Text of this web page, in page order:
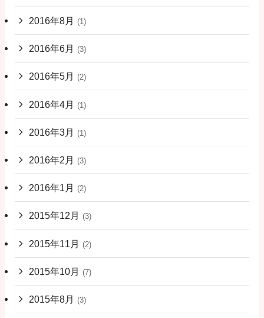
2016年8月 (1)
2016年6月 (3)
2016年5月 (2)
2016年4月 (1)
2016年3月 (1)
2016年2月 (3)
2016年1月 (2)
2015年12月 (3)
2015年11月 (2)
2015年10月 (7)
2015年8月 (3)